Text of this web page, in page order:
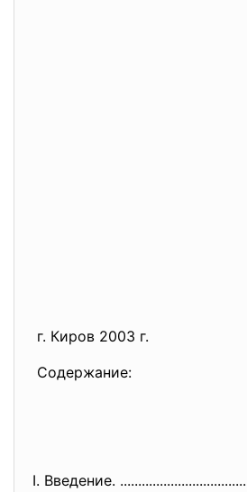
г. Киров 2003 г.
Содержание:
I. Введение. ..............................